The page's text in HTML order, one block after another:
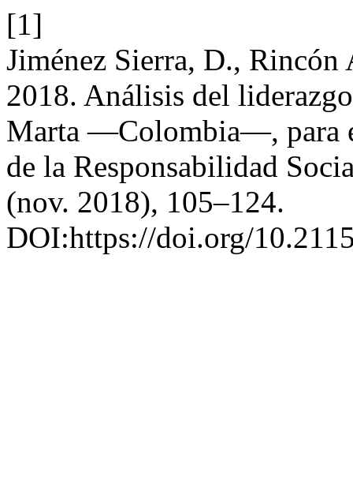
[1]
Jiménez Sierra, D., Rincón
2018. Análisis del
Marta —Colombia—, para
de la Responsabilidad
(nov. 2018), 105–124.
DOI:https://doi.org/